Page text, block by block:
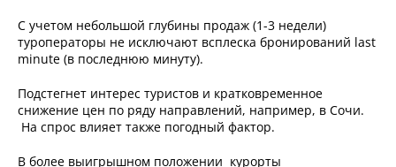
С учетом небольшой глубины продаж (1-3 недели)
туроператоры не исключают всплеска бронирований last
minute (в последнюю минуту).
Подстегнет интерес туристов и кратковременное
снижение цен по ряду направлений, например, в Сочи.
На спрос влияет также погодный фактор.
В более выигрышном положении курорты